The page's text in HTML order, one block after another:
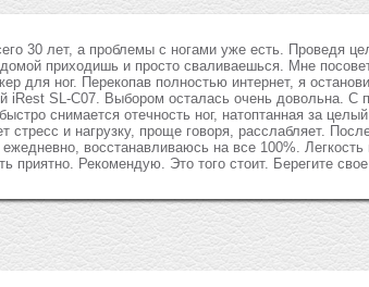
30 лет, а проблемы с ногами уже есть. Проведя
домой приходишь и просто сваливаешься. Мне
для ног. Перекопав полностью интернет, я
iRest SL-C07. Выбором осталась очень довольна.
снимается отечность ног, натоптанная за
стресс и нагрузку, проще говоря, расслабляет.
восстанавливаюсь на все 100%. Легкость
приятно. Рекомендую. Это того стоит. Берегите